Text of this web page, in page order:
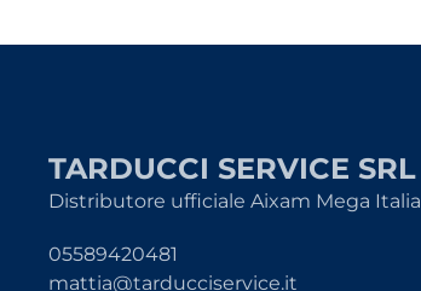
TARDUCCI SERVICE SRL
Distributore ufficiale Aixam Mega Italia
05589420481
mattia@tarducciservice.it